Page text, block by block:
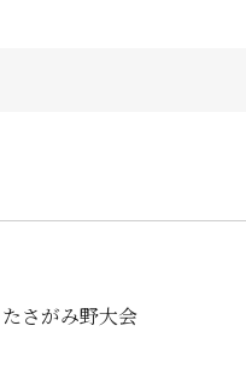
さがみ野大会